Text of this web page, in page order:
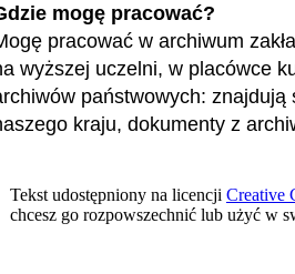
mogę pracować?
pracować w archiwum
wyższej uczelni, w placówce
państwowych:
kraju, dokumenty z
Tekst udostępniony na licencji Creative
chcesz go rozpowszechnić lub użyć w